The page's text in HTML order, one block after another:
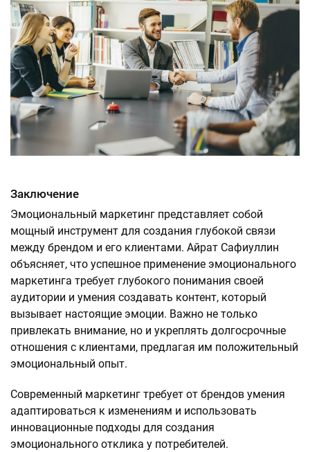
Заключение
Эмоциональный маркетинг представляет собой
мощный инструмент для создания глубокой связи
между брендом и его клиентами. Айрат Сафиуллин
объясняет, что успешное применение эмоционального
маркетинга требует глубокого понимания своей
аудитории и умения создавать контент, который
вызывает настоящие эмоции. Важно не только
привлекать внимание, но и укреплять долгосрочные
отношения с клиентами, предлагая им положительный
эмоциональный опыт.
Современный маркетинг требует от брендов умения
адаптироваться к изменениям и использовать
инновационные подходы для создания
эмоционального отклика у потребителей.